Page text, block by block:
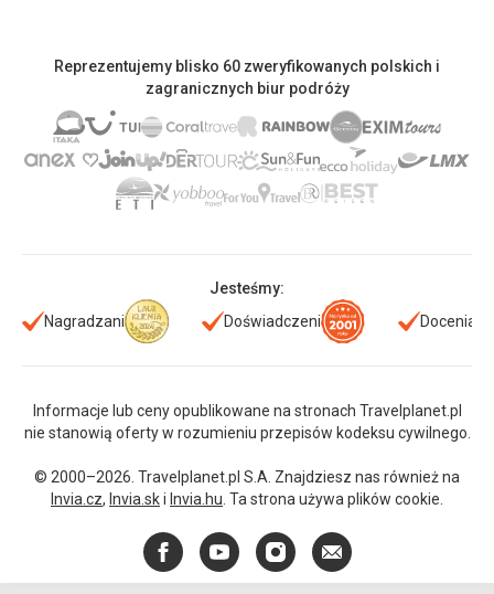
Reprezentujemy blisko 60 zweryfikowanych polskich i
zagranicznych biur podróży
Jesteśmy:
Nagradzani
Doświadczeni Doceniani
Informacje lub ceny opublikowane na stronach Travelplanet.pl
nie stanowią oferty w rozumieniu przepisów kodeksu cywilnego.
© 2000–2026. Travelplanet.pl S.A. Znajdziesz nas również na
Invia.cz, Invia.ski Invia.hu . Ta strona używa plików cookie.
FacebookYouTubeInstagram
E-
mail